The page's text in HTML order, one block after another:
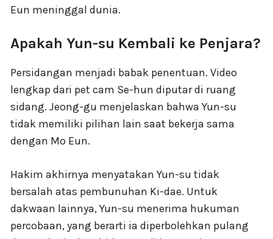
Eun meninggal dunia.
Apakah Yun-su Kembali ke Penjara?
Persidangan menjadi babak penentuan. Video
lengkap dari pet cam Se-hun diputar di ruang
sidang. Jeong-gu menjelaskan bahwa Yun-su
tidak memiliki pilihan lain saat bekerja sama
dengan Mo Eun.
Hakim akhirnya menyatakan Yun-su tidak
bersalah atas pembunuhan Ki-dae. Untuk
dakwaan lainnya, Yun-su menerima hukuman
percobaan, yang berarti ia diperbolehkan pulang